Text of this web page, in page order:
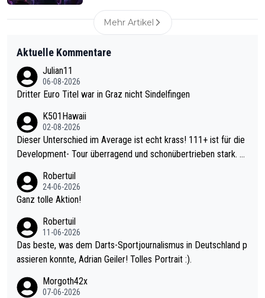
Mehr Artikel
Aktuelle Kommentare
Julian11
06-08-2026
Dritter Euro Titel war in Graz nicht Sindelfingen
K501Hawaii
02-08-2026
Dieser Unterschied im Average ist echt krass! 111+ ist für die
Development- Tour überragend und schonübertrieben stark. U
mal 40+ erst recht. Da gewinnst keinen Blumentopf - ist ja noc
h krasser wie ein Pokalspiel eines Kreisligisten vs einem Bund
Robertuil
24-06-2026
Ganz tolle Aktion!
Robertuil
11-06-2026
Das beste, was dem Darts-Sportjournalismus in Deutschland p
assieren konnte, Adrian Geiler! Tolles Portrait :).
Morgoth42x
07-06-2026